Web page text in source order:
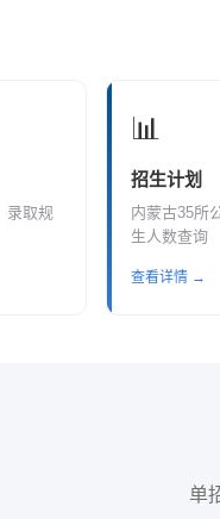
录取规
📊
招生计划
内蒙古35所
生人数查询
查看详情 →
单